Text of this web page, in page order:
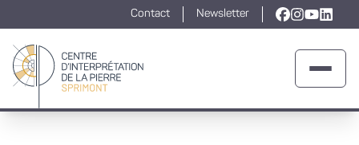
Contact Newsletter
Lien vers la
Lien vers
LienLien